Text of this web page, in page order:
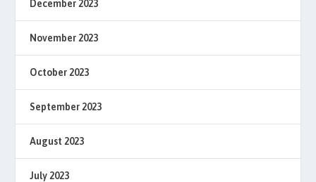
December 2023
November 2023
October 2023
September 2023
August 2023
July 2023